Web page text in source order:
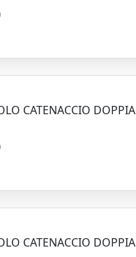
CATENACCIO DOPPIA
CATENACCIO DOPPIA